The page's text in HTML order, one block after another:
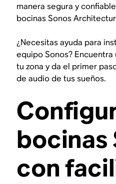
manera segura y
bocinas Sonos
¿Necesitas ayuda para
equipo Sonos?
tu zona y da el primer
de audio de tus sueños.
bocinas
con